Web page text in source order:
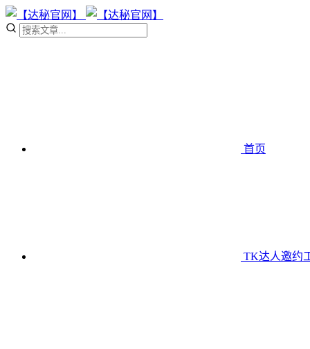
首页
TK达人邀约